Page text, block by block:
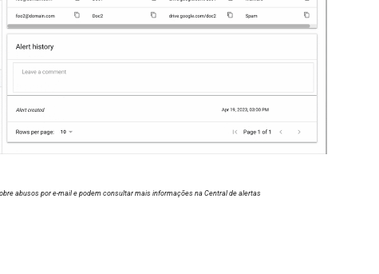
abusos por e-mail e podem consultar mais informações na Central de alertas